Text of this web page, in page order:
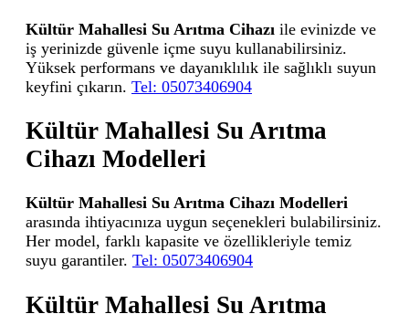
Kültür Mahallesi Su Arıtma Cihazı ile evinizde ve
iş yerinizde güvenle içme suyu kullanabilirsiniz.
Yüksek performans ve dayanıklılık ile sağlıklı suyun
keyfini çıkarın. Tel: 05073406904
Kültür Mahallesi Su Arıtma
Cihazı Modelleri
Kültür Mahallesi Su Arıtma Cihazı Modelleri
arasında ihtiyacınıza uygun seçenekleri bulabilirsiniz.
Her model, farklı kapasite ve özellikleriyle temiz
suyu garantiler. Tel: 05073406904
Kültür Mahallesi Su Arıtma